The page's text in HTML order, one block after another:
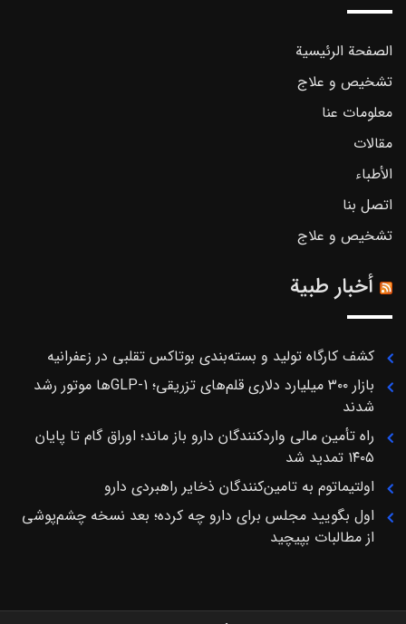
الصفحة الرئيسية
تشخیص و علاج
معلومات عنا
مقالات
الأطباء
اتصل بنا
تشخیص و علاج
أخبار طبية
کشف کارگاه تولید و بسته‌بندی بوتاکس تقلبی در زعفرانیه
بازار ۳۰۰ میلیارد دلاری قلم‌های تزریقی؛ GLP-1ها موتور رشد
شدند
راه تأمین مالی واردکنندگان دارو باز ماند؛ اوراق گام تا پایان
۱۴۰۵ تمدید شد
اولتیماتوم به تامین‌کنندگان ذخایر راهبردی دارو
اول بگویید مجلس برای دارو چه کرده؛ بعد نسخه چشم‌پوشی
از مطالبات بپیچید